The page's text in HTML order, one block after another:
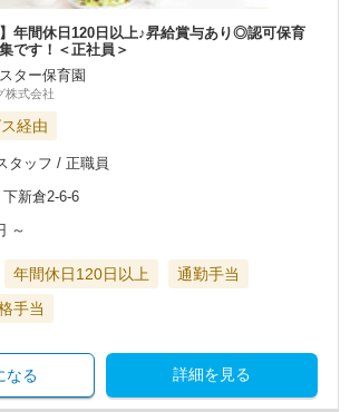
】年間休日120日以上♪昇給賞与あり◎認可保育
です！＜正社員＞
ター保育園
株式会社
経由
タッフ / 正職員
新倉2-6-6
～
年間休日120日以上
通勤手当
手当
詳細を見る
なる